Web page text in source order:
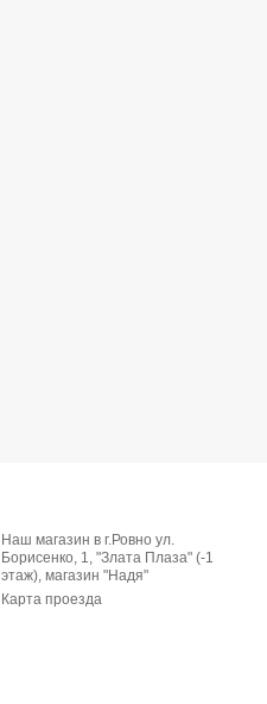
Наш магазин в г.Ровно ул.
Борисенко, 1, "Злата Плаза" (-1
этаж), магазин "Надя"
Карта проезда